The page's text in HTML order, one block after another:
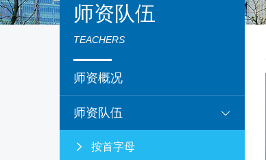
师资队伍
TEACHERS
师资概况
师资队伍
按首字母